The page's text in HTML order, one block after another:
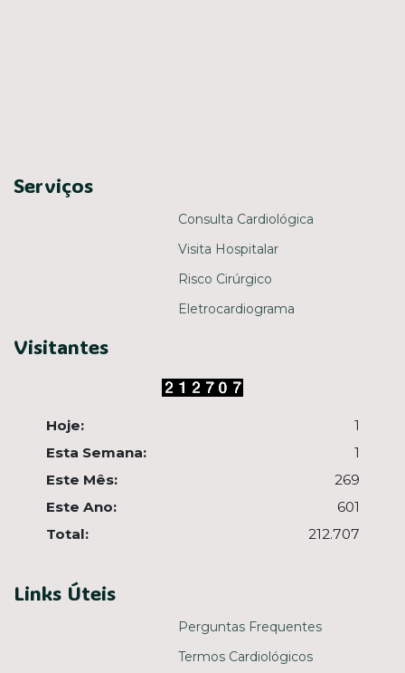
Serviços
Consulta Cardiológica
Visita Hospitalar
Risco Cirúrgico
Eletrocardiograma
Visitantes
Hoje:
1
Esta Semana:
1
Este Mês:
269
Este Ano:
601
Total:
212.707
Links Úteis
Perguntas Frequentes
Termos Cardiológicos